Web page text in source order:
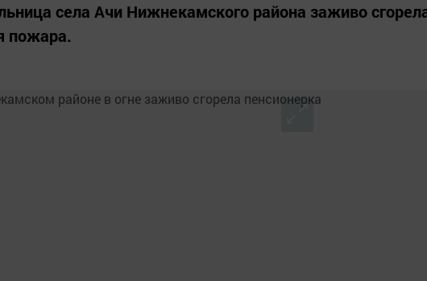
села Ачи Нижнекамского района заживо
пожара.